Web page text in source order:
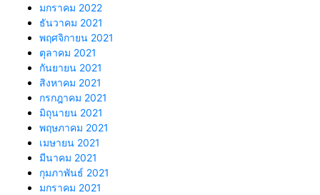
มกราคม 2022
ธันวาคม 2021
พฤศจิกายน 2021
ตุลาคม 2021
กันยายน 2021
สิงหาคม 2021
กรกฎาคม 2021
มิถุนายน 2021
พฤษภาคม 2021
เมษายน 2021
มีนาคม 2021
กุมภาพันธ์ 2021
มกราคม 2021